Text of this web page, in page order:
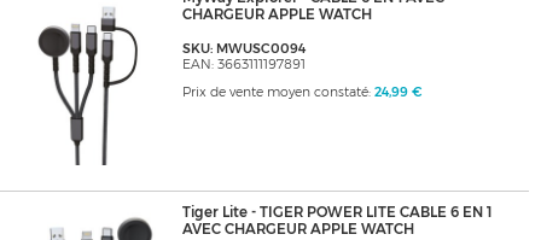
CHARGEUR APPLE WATCH
SKU: MWUSC0094
EAN: 3663111197891
Prix de vente moyen constaté: 24,99 €
Tiger Lite - TIGER POWER LITE CABLE 6 EN 1
AVEC CHARGEUR APPLE WATCH